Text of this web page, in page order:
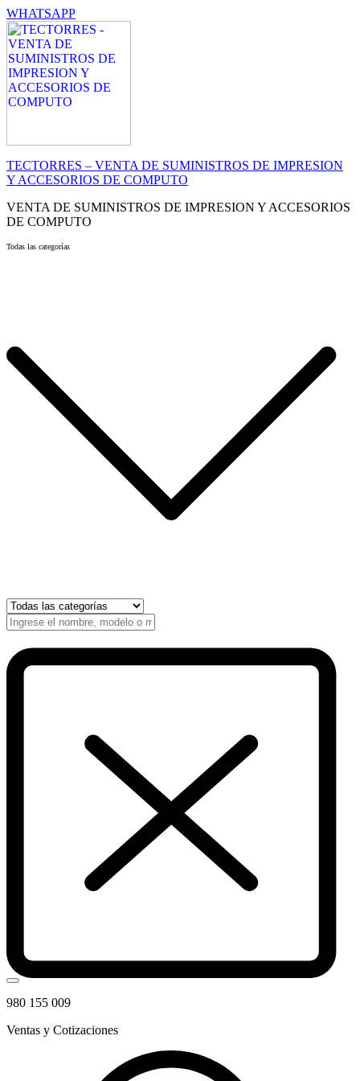
WHATSAPP
TECTORRES – VENTA DE SUMINISTROS DE IMPRESION
Y ACCESORIOS DE COMPUTO
VENTA DE SUMINISTROS DE IMPRESION Y ACCESORIOS
DE COMPUTO
Todas las categorías
980 155 009
Ventas y Cotizaciones